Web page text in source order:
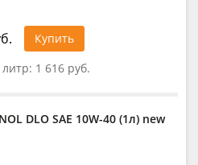
Купить
1 616 руб.
DLO SAE 10W-40 (1л) new